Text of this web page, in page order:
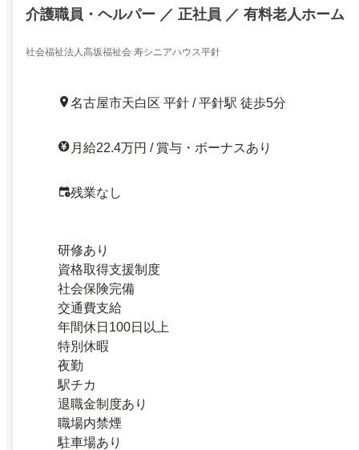
介護職員・ヘルパー ／ 正社員 ／ 有料老人ホーム
社会福祉法人高坂福祉会 寿シニアハウス平針
名古屋市天白区 平針 / 平針駅 徒歩5分
月給22.4万円 / 賞与・ボーナスあり
残業なし
研修あり
資格取得支援制度
社会保険完備
交通費支給
年間休日100日以上
特別休暇
夜勤
駅チカ
退職金制度あり
職場内禁煙
駐車場あり